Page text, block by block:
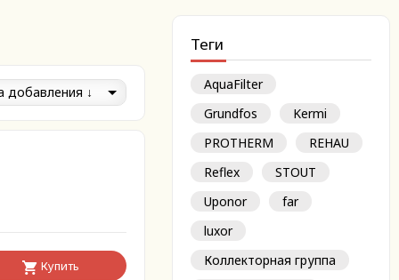
Теги
AquaFilter
Grundfos
Kermi
PROTHERM
REHAU
Reflex
STOUT
Uponor
far
luxor
Коллекторная группа
добавления
Купить